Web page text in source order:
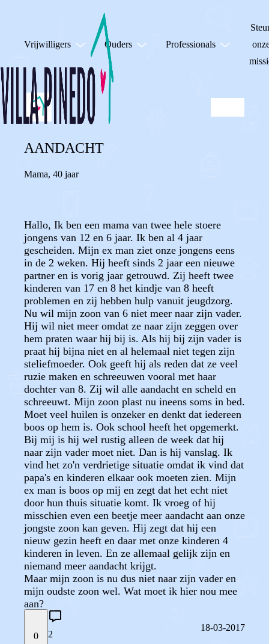
Vrijwilligers Ouders Professionals
AANDACHT
Mama, 40 jaar
Hallo, Ik ben een mama van twee hele stoere
jongens van 12 en 6 jaar. Ik ben al 4 jaar
gescheiden. Mijn ex man ziet onze jongens eens
in de 2 weken. Hij heeft sinds 2 jaar een nieuwe
partner en is vorig jaar getrouwd. Zij heeft twee
kinderen van 17 en 8 het kindje van 8 heeft
problemen en zij hebben hulp vanuit jeugdzorg.
Nu wil mijn zoon van 6 niet meer naar zijn vader.
Hij wil niet meer omdat ze naar zijn zeggen over
hem praten waar hij bij is. Als hij bij zijn vader is
praat hij bijna niet en al helemaal niet tegen zijn
steliefmoeder. Ook geeft hij als reden dat ze veel
ruzie maken en schreeuwen vooral met haar
dochter van 8. Zij wil alle aandacht en scheld en
schreeuwt. Mijn zoon plast nu ineens soms in bed.
Moet veel huilen is onzeker en denkt dat iedereen
boos op hem is. Ook school heeft het opgemerkt.
Bij mij is hij wel rustig alleen de week dat hij
naar zijn vader moet niet. Dan is hij vanslag. Ik
vind het zo'n verdrietige situatie omdat ik vind dat
papa's en kinderen elkaar ook moeten zien. Mijn
ex man is boos op mij en zegt dat het echt niet
door hun thuis situatie komt. Ik vroeg of hij
misschien even een beetje meer aandacht aan onze
jongste zoon kan geven. Hij zegt dat hij een
nieuw gezin heeft en daar met onze kinderen 4
kinderen in leven. En ze allemaal gelijk zijn en
niemand meer aandacht krijgt.
Maar mijn zoon is nu dus niet naar zijn vader en
mijn oudste zoon wel. Wat moet ik hier nou mee
aan?
0 2
18-03-2017